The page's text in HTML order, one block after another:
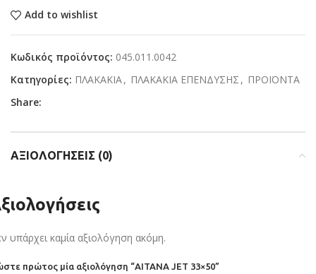
Add to wishlist
Κωδικός προϊόντος: 045.011.0042
Κατηγορίες: ΠΛΑΚΑΚΙΑ, ΠΛΑΚΑΚΙΑ ΕΠΕΝΔΥΣΗΣ , ΠΡΟΪΟΝΤΑ
Share:
ΑΞΙΟΛΟΓΉΣΕΙΣ (0)
υπάρχει καμία αξιολόγηση ακόμη.
πρώτος μία αξιολόγηση “AITANA JET 33×50”